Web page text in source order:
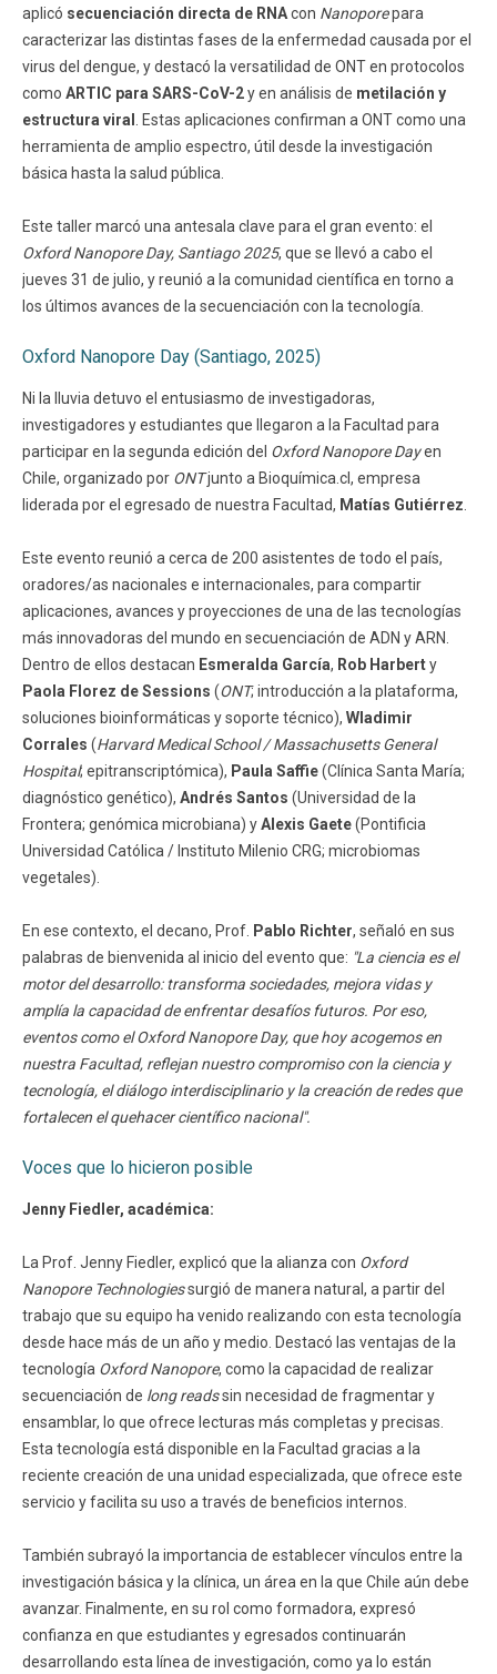
aplicó secuenciación directa de RNAcon Nanoporepara
caracterizar las distintas fases de la enfermedad causada por el
virus del dengue, y destacó la versatilidad de ONT en protocolos
como ARTIC para SARS-CoV-2y en análisis de metilación y
estructura viral
. Estas aplicaciones confirman a ONT como una
herramienta de amplio espectro, útil desde la investigación
básica hasta la salud pública.
Este taller marcó una antesala clave para el gran evento: el
Oxford Nanopore Day, Santiago 2025, que se llevó a cabo el
jueves 31 de julio, y reunió a la comunidad científica en torno a
los últimos avances de la secuenciación con la tecnología.
Oxford Nanopore Day (Santiago, 2025)
Ni la lluvia detuvo el entusiasmo de investigadoras,
investigadores y estudiantes que llegaron a la Facultad para
participar en la segunda edición del Oxford Nanopore Dayen
Chile, organizado por ONTjunto a Bioquímica.cl, empresa
liderada por el egresado de nuestra Facultad, Matías Gutiérrez
Este evento reunió a cerca de 200 asistentes de todo el país,
oradores/as nacionales e internacionales, para compartir
aplicaciones, avances y proyecciones de una de las tecnologías
más innovadoras del mundo en secuenciación de ADN y ARN.
Dentro de ellos destacan Esmeralda García, Rob Harberty
Paola Florez de Sessions (ONT; introducción a la plataforma,
soluciones bioinformáticas y soporte técnico), Wladimir
Corrales (Harvard Medical School / Massachusetts General
Hospital; epitranscriptómica), Paula Saffie(Clínica Santa María;
diagnóstico genético), Andrés Santos (Universidad de la
Frontera; genómica microbiana) yAlexis Gaete(Pontificia
Universidad Católica / Instituto Milenio CRG; microbiomas
vegetales).
En ese contexto, el decano, Prof. Pablo Richter, señaló en sus
palabras de bienvenida al inicio del evento que: "La ciencia es el
motor del desarrollo: transforma sociedades, mejora vidas y
amplía la capacidad de enfrentar desafíos futuros. Por eso,
eventos como el Oxford Nanopore Day, que hoy acogemos en
nuestra Facultad, reflejan nuestro compromiso con la ciencia y
tecnología, el diálogo interdisciplinario y la creación de redes que
fortalecen el quehacer científico nacional".
Voces que lo hicieron posible
Jenny Fiedler, académica:
La Prof. Jenny Fiedler, explicó que la alianza con Oxford
Nanopore Technologiessurgió de manera natural, a partir del
trabajo que su equipo ha venido realizando con esta tecnología
desde hace más de un año y medio. Destacó las ventajas de la
tecnología Oxford Nanopore, como la capacidad de realizar
secuenciación de long readssin necesidad de fragmentar y
ensamblar, lo que ofrece lecturas más completas y precisas.
Esta tecnología está disponible en la Facultad gracias a la
reciente creación de una unidad especializada, que ofrece este
servicio y facilita su uso a través de beneficios internos.
También subrayó la importancia de establecer vínculos entre la
investigación básica y la clínica, un área en la que Chile aún debe
avanzar. Finalmente, en su rol como formadora, expresó
confianza en que estudiantes y egresados continuarán
desarrollando esta línea de investigación, como ya lo están